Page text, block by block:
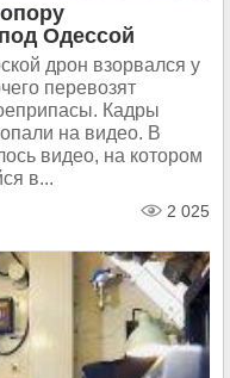
Одессой
дрон взорвался у
перевозят
Кадры
на видео. В
видео, на котором
в...
2 025